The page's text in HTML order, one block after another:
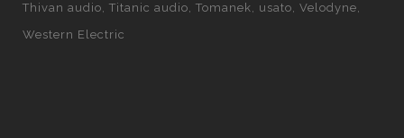
Thivan audio Titanic audio Tomanek usato Velodyne
Western Electric